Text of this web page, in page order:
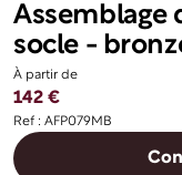
Assemblage
socle -
À partir de
142 €
Ref : AFP079MB